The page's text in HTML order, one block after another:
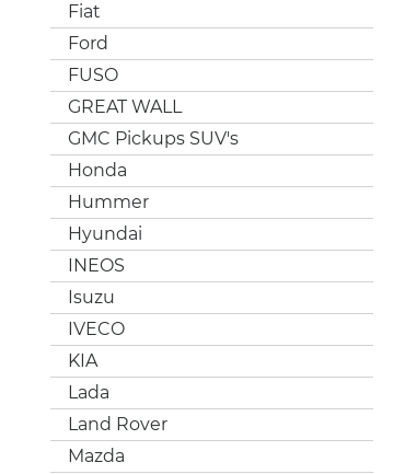
Fiat
Ford
FUSO
GREAT WALL
GMC Pickups SUV's
Honda
Hummer
Hyundai
INEOS
Isuzu
IVECO
KIA
Lada
Land Rover
Mazda